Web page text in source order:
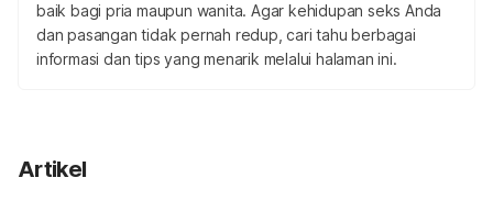
baik bagi pria maupun wanita. Agar kehidupan seks Anda
dan pasangan tidak pernah redup, cari tahu berbagai
informasi dan tips yang menarik melalui halaman ini.
Artikel